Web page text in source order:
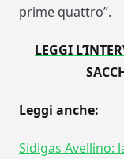
prime quattro”.
LEGGI
Leggi anche:
Sidigas Avellino: